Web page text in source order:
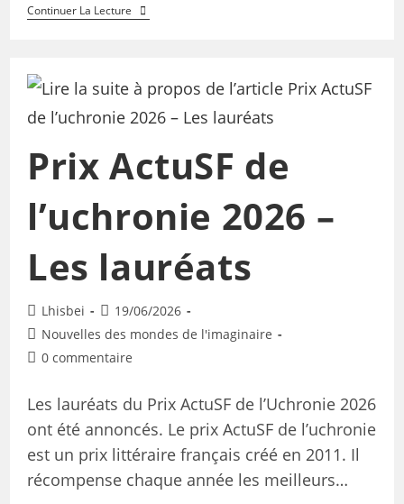
Continuer La Lecture
Prix ActuSF de
l’uchronie 2026 –
Les lauréats
Lhisbei
19/06/2026
Nouvelles des mondes de l'imaginaire
0 commentaire
Les lauréats du Prix ActuSF de l’Uchronie 2026
ont été annoncés. Le prix ActuSF de l’uchronie
est un prix littéraire français créé en 2011. Il
récompense chaque année les meilleurs…